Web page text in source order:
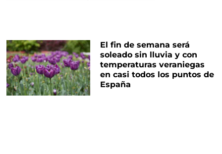
El fin de semana será
soleado sin lluvia y con
temperaturas veraniegas
en casi todos los puntos de
España